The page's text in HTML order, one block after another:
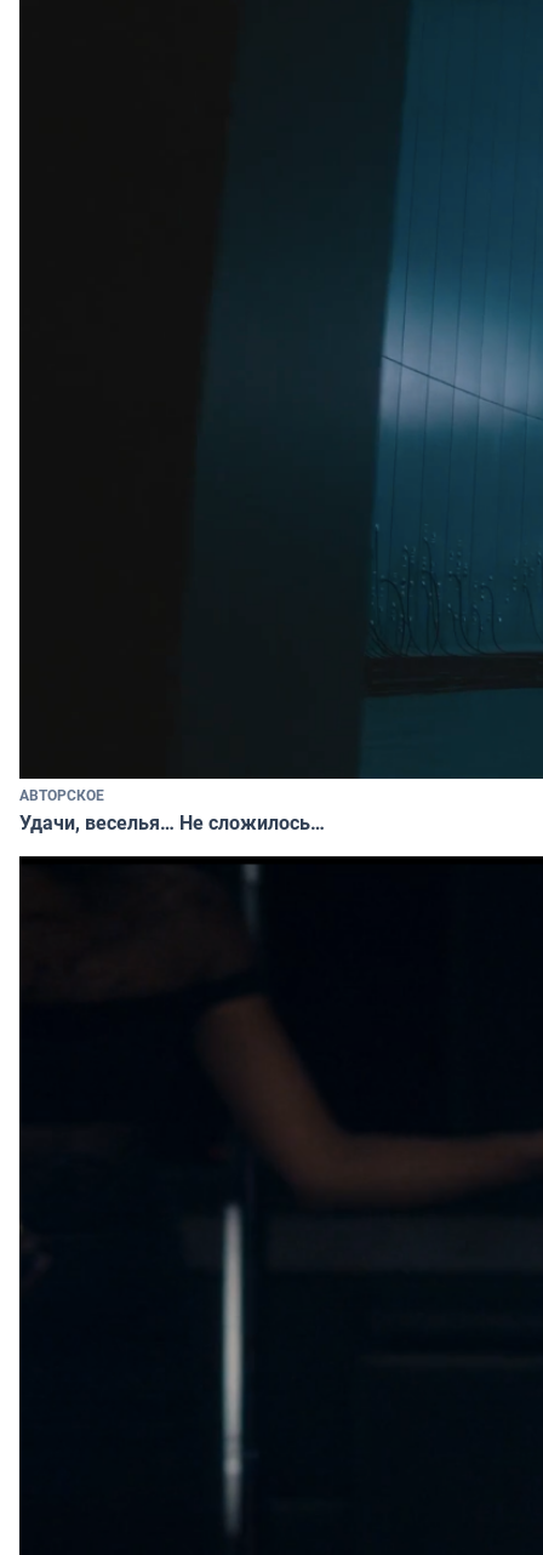
АВТОРСКОЕ
Удачи, веселья… Не сложилось…